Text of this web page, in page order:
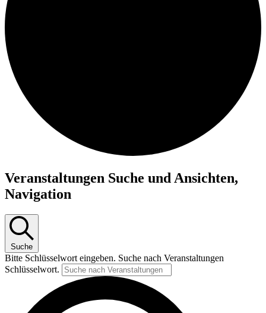
Veranstaltungen
Veranstaltungen Suche und Ansichten,
Navigation
Suche
Bitte Schlüsselwort eingeben. Suche nach Veranstaltungen
Schlüsselwort.